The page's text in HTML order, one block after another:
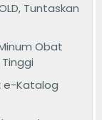
Tuntaskan
Obat
e-Katalog